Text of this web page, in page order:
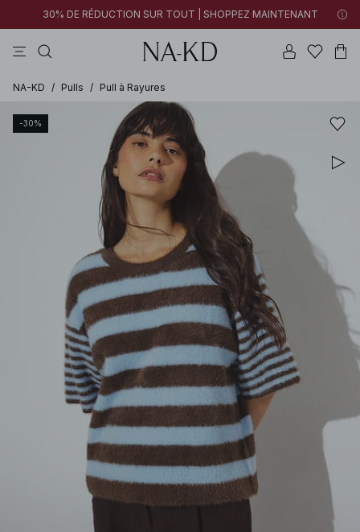
30% DE RÉDUCTION SUR TOUT | SHOPPEZ MAINTENANT
NA-KD / Pulls / Pull à Rayures
-30%